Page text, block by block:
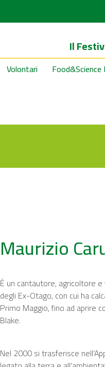
Il
Volontari
Maurizio
È un cantautore, agricoltore
degli Ex-Otago, con cui ha
Primo Maggio, fino ad aprire
Blake.
Nel 2000 si trasferisce